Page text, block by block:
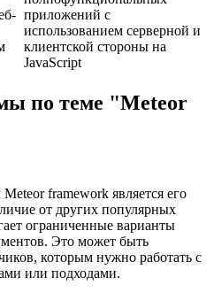
приложений с
использованием серверной и
клиентской стороны на
JavaScript
по теме "Meteor
framework является его
от других популярных
ограниченные варианты
Это может быть
которым нужно работать с
или подходами.